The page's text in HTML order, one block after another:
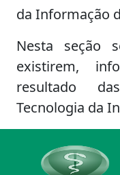
da Informação
Nesta seção
existirem,
resultado
Tecnologia da